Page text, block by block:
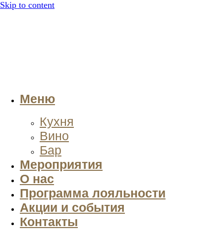
Skip to content
Меню
Кухня
Вино
Бар
Мероприятия
О нас
Программа лояльности
Акции и события
Контакты